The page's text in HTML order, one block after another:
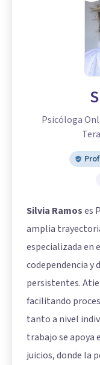
Psicóloga
Silvia Ramoses
amplia
especializada en
codependencia y
persistentes.
facilitando
tanto a nivel
trabajo se apoya
juicios, donde la